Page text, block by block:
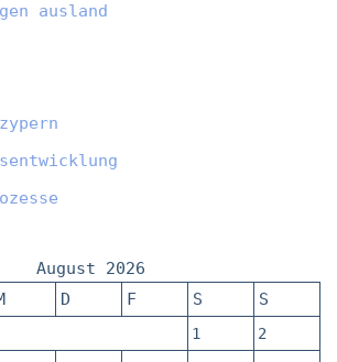
ausland
August 2026
D F S S
1
2